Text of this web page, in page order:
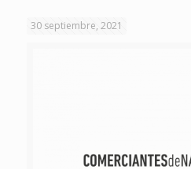
30 septiembre, 2021